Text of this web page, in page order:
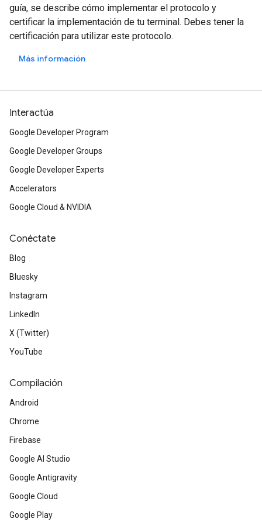
guía, se describe cómo implementar el protocolo y
certificar la implementación de tu terminal. Debes tener la
certificación para utilizar este protocolo.
Más información
Interactúa
Google Developer Program
Google Developer Groups
Google Developer Experts
Accelerators
Google Cloud & NVIDIA
Conéctate
Blog
Bluesky
Instagram
LinkedIn
X (Twitter)
YouTube
Compilación
Android
Chrome
Firebase
Google AI Studio
Google Antigravity
Google Cloud
Google Play